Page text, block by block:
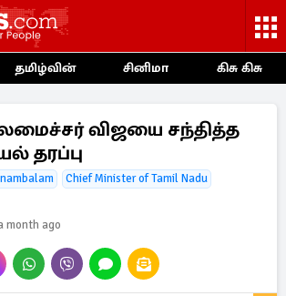
தமிழ்வின் சினிமா கிசு கிசு
விஜயை சந்தித்த
தரப்பு
Chief Minister of Tamil Nadu
month ago